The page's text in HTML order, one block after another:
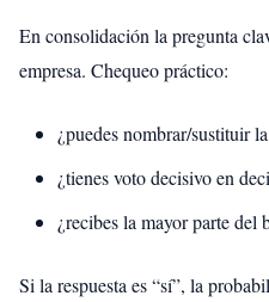
En consolidación la pregunta
empresa. Chequeo práctico:
¿puedes nombrar/sustituir
¿tienes voto decisivo en
¿recibes la mayor parte del
Si la respuesta es “sí”, la